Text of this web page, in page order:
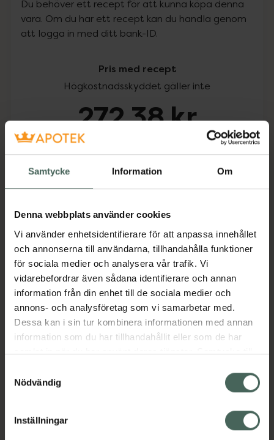
Samtycke Information Om
Denna webbplats använder cookies
Vi använder enhetsidentifierare för att anpassa innehållet
och annonserna till användarna, tillhandahålla funktioner
för sociala medier och analysera vår trafik. Vi
vidarebefordrar även sådana identifierare och annan
information från din enhet till de sociala medier och
annons- och analysföretag som vi samarbetar med.
Dessa kan i sin tur kombinera informationen med annan
information som du har tillhandahållit eller som de har
samlat in när du har använt deras tjänster. Samtycke till
återkalla ditt samtycke via webbplatsens
cookieinställningar. Ett återkallat samtycke påverkar inte
lagligheten av behandling som skett innan återkallelsen.
Nödvändig
Inställningar
Du behöver ett recept för att kunna köpa denna
vara. Om du har ett recept kan du handla genom
att logga in med ditt bank-ID.
Pris med recept
Högkostnadsskyddet gäller inte
272,38 kr
Köp via ditt recept
Aktuella erbjudanden
Beskrivning Dölj
Läs alltid bipacksedeln innan
användning.
EAN:01042600166514
Bipacksedel från FASS Visa